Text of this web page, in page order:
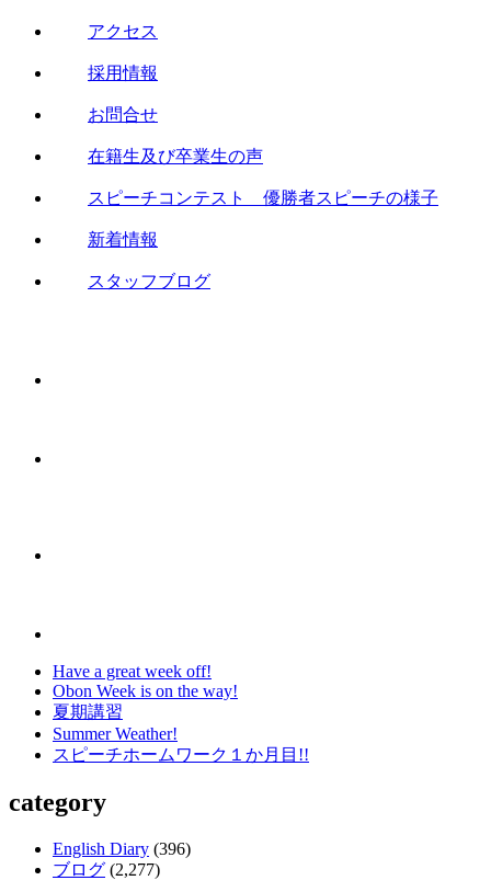
アクセス
採用情報
お問合せ
在籍生及び卒業生の声
スピーチコンテスト 優勝者スピーチの様子
新着情報
スタッフブログ
Have a great week off!
Obon Week is on the way!
夏期講習
Summer Weather!
スピーチホームワーク１か月目!!
category
English Diary (396)
ブログ (2,277)